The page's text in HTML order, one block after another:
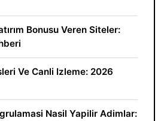
Bonusu Veren Siteler:
Ve Canli Izleme: 2026
Nasil Yapilir Adimlar: